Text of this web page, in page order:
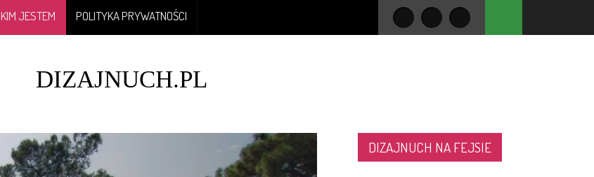
KIM JESTEM POLITYKA PRYWATNOŚCI
DIZAJNUCH.PL
DIZAJNUCH NA FEJSIE